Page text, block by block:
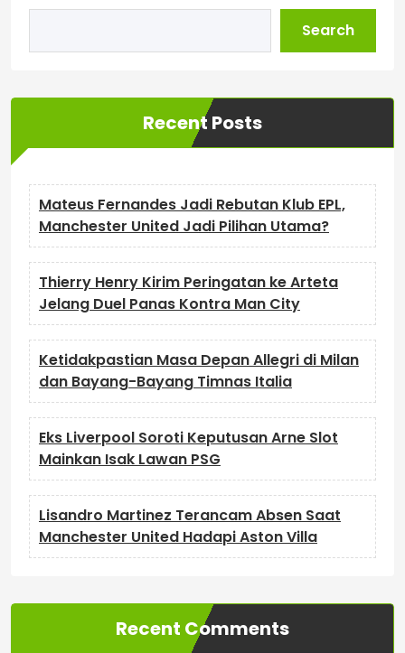
Search
Recent Posts
Mateus Fernandes Jadi Rebutan Klub EPL,
Manchester United Jadi Pilihan Utama?
Thierry Henry Kirim Peringatan ke Arteta
Jelang Duel Panas Kontra Man City
Ketidakpastian Masa Depan Allegri di Milan
dan Bayang-Bayang Timnas Italia
Eks Liverpool Soroti Keputusan Arne Slot
Mainkan Isak Lawan PSG
Lisandro Martinez Terancam Absen Saat
Manchester United Hadapi Aston Villa
Recent Comments